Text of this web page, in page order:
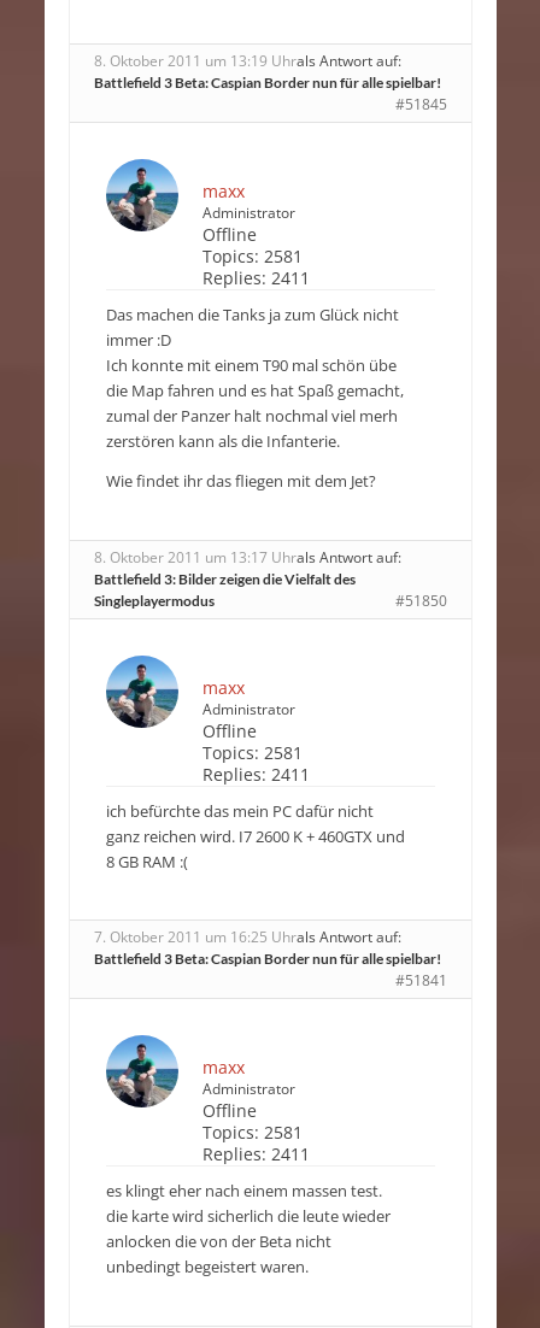
8. Oktober 2011 um 13:19 Uhrals Antwort auf:
Battlefield 3 Beta: Caspian Border nun für alle spielbar!
#51845
maxx
Administrator
Offline
Topics: 2581
Replies: 2411
Das machen die Tanks ja zum Glück nicht
immer :D
Ich konnte mit einem T90 mal schön übe
die Map fahren und es hat Spaß gemacht,
zumal der Panzer halt nochmal viel merh
zerstören kann als die Infanterie.
Wie findet ihr das fliegen mit dem Jet?
8. Oktober 2011 um 13:17 Uhrals Antwort auf:
Battlefield 3: Bilder zeigen die Vielfalt des
Singleplayermodus
#51850
maxx
Administrator
Offline
Topics: 2581
Replies: 2411
ich befürchte das mein PC dafür nicht
ganz reichen wird. I7 2600 K + 460GTX und
8 GB RAM :(
7. Oktober 2011 um 16:25 Uhrals Antwort auf:
Battlefield 3 Beta: Caspian Border nun für alle spielbar!
#51841
maxx
Administrator
Offline
Topics: 2581
Replies: 2411
es klingt eher nach einem massen test.
die karte wird sicherlich die leute wieder
anlocken die von der Beta nicht
unbedingt begeistert waren.